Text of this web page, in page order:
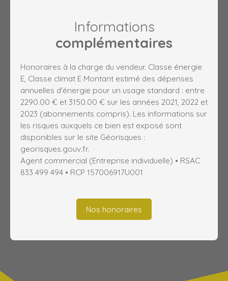
Informations
complémentaires
Honoraires à la charge du vendeur. Classe énergie
E, Classe climat E Montant estimé des dépenses
annuelles d'énergie pour un usage standard : entre
2290.00 € et 3150.00 € sur les années 2021, 2022 et
2023 (abonnements compris). Les informations sur
les risques auxquels ce bien est exposé sont
disponibles sur le site Géorisques :
georisques.gouv.fr.
Agent commercial (Entreprise individuelle) • RSAC
833 499 494 • RCP 157006917U001
Nos honoraires